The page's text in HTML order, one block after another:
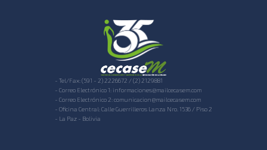
- Tel/Fax: (591 - 2) 2226672 / (2) 2129881
- Correo Electrónico 1: informaciones@mailcecasem.com
- Correo Electrónico 2: comunicacion@mailcecasem.com
- Oficina Central: Calle Guerrilleros Lanza Nro. 1536 / Piso 2
- La Paz - Bolivia